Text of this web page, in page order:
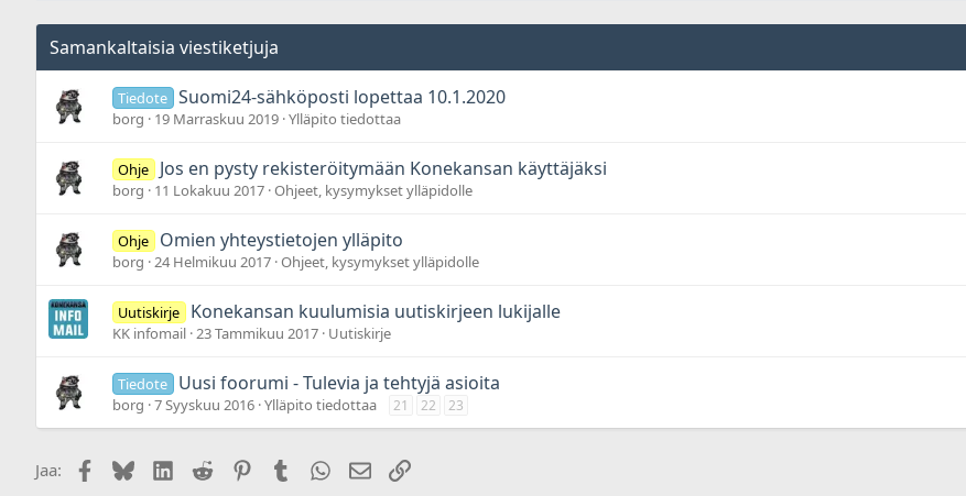
Samankaltaisia viestiketjuja
Tiedote Suomi24-sähköposti lopettaa 10.1.2020
borg 19 Marraskuu 2019 Ylläpito tiedottaa
Ohje Jos en pysty rekisteröitymään Konekansan käyttäjäksi
borg 11 Lokakuu 2017 Ohjeet, kysymykset ylläpidolle
Ohje Omien yhteystietojen ylläpito
borg 24 Helmikuu 2017 Ohjeet, kysymykset ylläpidolle
Uutiskirje Konekansan kuulumisia uutiskirjeen lukijalle
KK infomail 23 Tammikuu 2017 Uutiskirje
Tiedote Uusi foorumi - Tulevia ja tehtyjä asioita
borg 7 Syyskuu 2016 Ylläpito tiedottaa 21 22 23
Jaa: Facebook
BlueskyLinkedIn
Reddit PinterestTumblr WhatsApp
Sähköposti
Linkki